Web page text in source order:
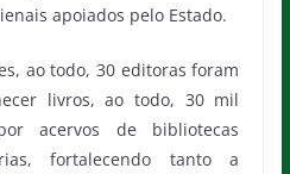
apoiados pelo Estado.
ao todo, 30 editoras foram
livros, ao todo, 30 mil
acervos de bibliotecas
fortalecendo tanto a